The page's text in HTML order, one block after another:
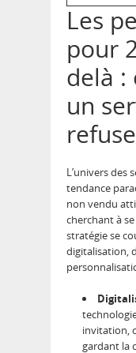
Les
pour
delà :
un
L’univers des
tendance
non vendu
cherchant à
stratégie se
digitalisation,
invitation,
gardant la